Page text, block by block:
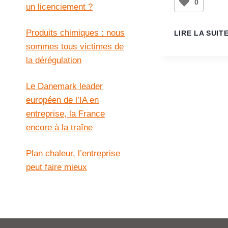
0
LIRE LA
un licenciement ?
Produits chimiques : nous
sommes tous victimes de
la dérégulation
Le Danemark leader
européen de l’IA en
entreprise, la France
encore à la traîne
Plan chaleur, l’entreprise
peut faire mieux